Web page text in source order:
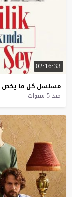
02:16:33
مسلسل كل ما يخص
منذ 5 سنوات